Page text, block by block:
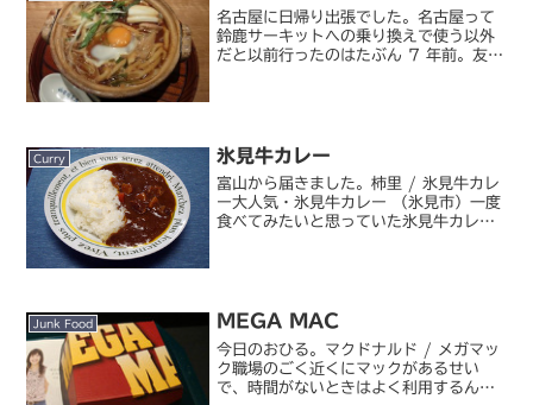
名古屋に日帰り出張でした。名古屋って
鈴鹿サーキットへの乗り換えで使う以外
だと以前行ったのはたぶん 7 年前。友人
Curry 氷見牛カレー
富山から届きました。柿里 / 氷見牛カレ
ー大人気・氷見牛カレー （氷見市）一度
食べてみたいと思っていた氷見牛カレ
Junk Food MEGA MAC
今日のおひる。マクドナルド / メガマッ
ク職場のごく近くにマックがあるせい
で、時間がないときはよく利用するんで